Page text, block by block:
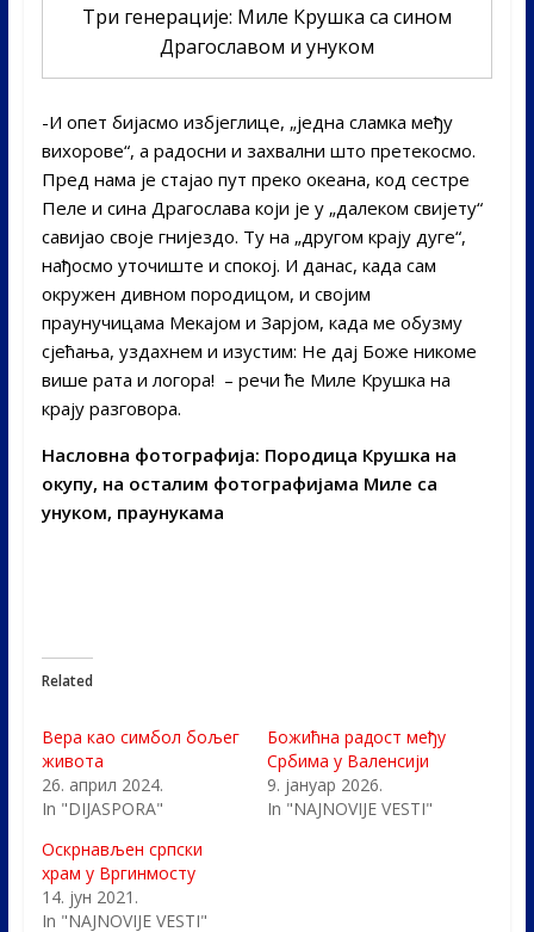
Три генерације: Миле Крушка са сином
Драгославом и унуком
-И опет бијасмо избјеглице, „једна сламка међу
вихорове“, а радосни и захвални што претекосмо.
Пред нама је стајао пут преко океана, код сестре
Пеле и сина Драгослава који је у „далеком свијету“
савијао своје гнијездо. Ту на „другом крају дуге“,
нађосмо уточиште и спокој. И данас, када сам
окружен дивном породицом, и својим
праунучицама Мекајом и Зарјом, када ме обузму
сјећања, уздахнем и изустим: Не дај Боже никоме
више рата и логора! – речи ће Миле Крушка на
крају разговора.
Насловна фотографија: Породица Крушка на
окупу, на осталим фотографијама Миле са
унуком, праунукама
Related
Вера као симбол бољег
живота
26. април 2024.
In "DIJASPORA"
Божићна радост међу
Србима у Валенсији
9. јануар 2026.
In "NAJNOVIJE VESTI"
Оскрнављен српски
храм у Вргинмосту
14. јун 2021.
In "NAJNOVIJE VESTI"